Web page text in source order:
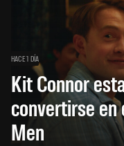
HACE 1 DÍA
Kit Connor
convertirse en
Men